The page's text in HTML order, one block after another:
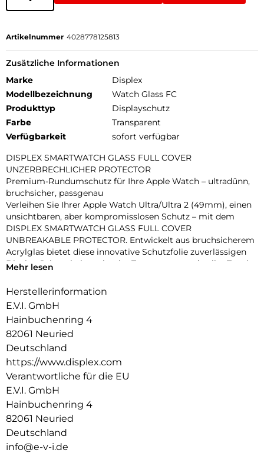
Artikelnummer 4028778125813
Zusätzliche Informationen
Marke
Displex
Modellbezeichnung
Watch Glass FC
Produkttyp
Displayschutz
Farbe
Transparent
Verfügbarkeit
sofort verfügbar
DISPLEX SMARTWATCH GLASS FULL COVER
UNZERBRECHLICHER PROTECTOR
Premium-Rundumschutz für Ihre Apple Watch – ultradünn,
bruchsicher, passgenau
Verleihen Sie Ihrer Apple Watch Ultra/Ultra 2 (49mm), einen
unsichtbaren, aber kompromisslosen Schutz – mit dem
DISPLEX SMARTWATCH GLASS FULL COVER
UNBREAKABLE PROTECTOR. Entwickelt aus bruchsicherem
Acrylglas bietet diese innovative Schutzfolie zuverlässigen
Display-Schutz bei maximaler Transparenz und voller Touch-
Dank des vollflächig haftenden Edge-to-Edge-Designs mit
ab – perfekt für sportliche Einsätze, den Alltag oder den
stilbewussten Nutzer. Eine High-Tech-Anti-Fingerprint-
Beschichtung schützt vor störenden Flecken und sorgt für
dauerhaft brillante Optik.
Die beiliegende Eco-Montagehilfe aus recyceltem PET (rPET)
macht die Anbringung zum Kinderspiel: einfach, sicher,
blasenfrei – ohne Werkzeug oder Klebstoffreste.
Produktvorteile im Überblick:
Unzerbrechliches, stoßdämpfendes Acrylglas
3D Edge-to-Edge Kontur für nahtlose Abdeckung
Ultradünn – volle Touch-, Wisch- und Buttonfunktion
Mehr lesen
Herstellerinformation
E.V.I. GmbH
Hainbuchenring 4
82061 Neuried
Deutschland
https://www.displex.com
Verantwortliche für die EU
E.V.I. GmbH
Hainbuchenring 4
82061 Neuried
Deutschland
info@e-v-i.de